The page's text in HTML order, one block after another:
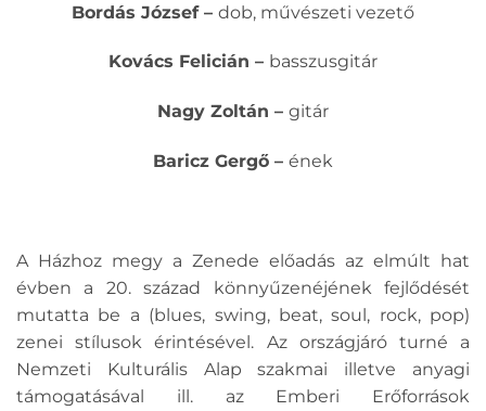
Bordás József – dob, művészeti vezető
Kovács Felicián – basszusgitár
Nagy Zoltán – gitár
Baricz Gergő – ének
A Házhoz megy a Zenede előadás az elmúlt hat
évben a 20. század könnyűzenéjének fejlődését
mutatta be a (blues, swing, beat, soul, rock, pop)
zenei stílusok érintésével. Az országjáró turné a
Nemzeti Kulturális Alap szakmai illetve anyagi
támogatásával ill. az Emberi Erőforrások